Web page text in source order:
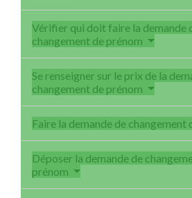
Vérifier qui doit faire la demande
changement de prénom
Se renseigner sur le prix de la
changement de prénom
Faire la demande de changement
Déposer la demande de
prénom